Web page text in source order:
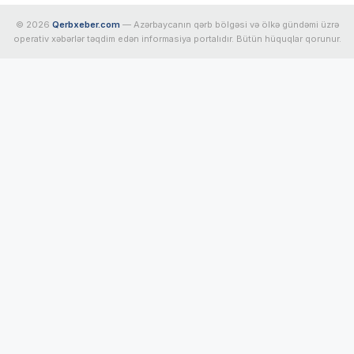
© 2026 Qerbxeber.com — Azərbaycanın qərb bölgəsi və ölkə gündəmi üzrə
operativ xəbərlər təqdim edən informasiya portalıdır. Bütün hüquqlar qorunur.